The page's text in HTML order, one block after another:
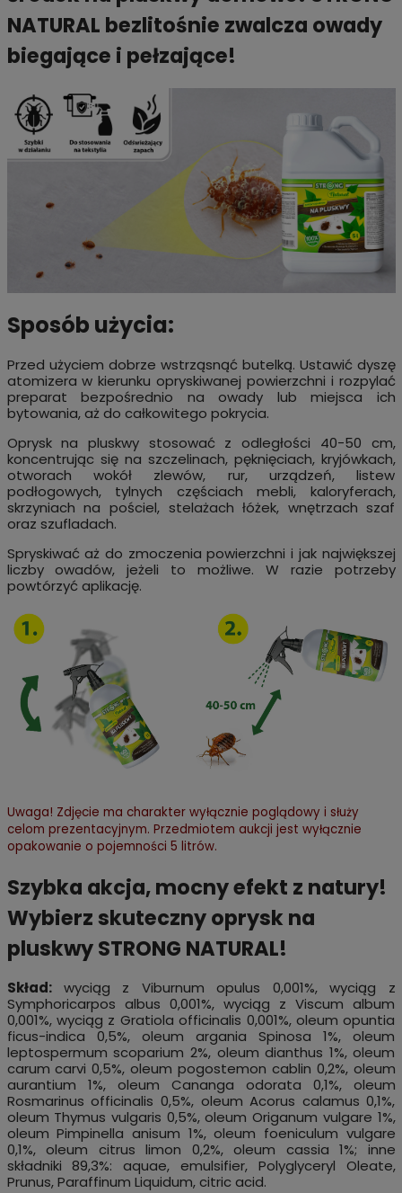
NATURAL bezlitośnie zwalcza owady
biegające i pełzające!
Sposób użycia:
Przed użyciem dobrze wstrząsnąć butelką. Ustawić dyszę
atomizera w kierunku opryskiwanej powierzchni i rozpylać
preparat bezpośrednio na owady lub miejsca ich
bytowania, aż do całkowitego pokrycia.
Oprysk na pluskwy stosować z odległości 40-50 cm,
koncentrując się na szczelinach, pęknięciach, kryjówkach,
otworach wokół zlewów, rur, urządzeń, listew
podłogowych, tylnych częściach mebli, kaloryferach,
skrzyniach na pościel, stelażach łóżek, wnętrzach szaf
oraz szufladach.
Spryskiwać aż do zmoczenia powierzchni i jak największej
liczby owadów, jeżeli to możliwe. W razie potrzeby
powtórzyć aplikację.
Uwaga! Zdjęcie ma charakter wyłącznie poglądowy i służy
celom prezentacyjnym. Przedmiotem aukcji jest wyłącznie
opakowanie o pojemności 5 litrów.
Szybka akcja, mocny efekt z natury!
Wybierz skuteczny oprysk na
pluskwy STRONG NATURAL!
Skład:wyciąg z Viburnum opulus 0,001%, wyciąg z
Symphoricarpos albus 0,001%, wyciąg z Viscum album
0,001%, wyciąg z Gratiola officinalis 0,001%, oleum opuntia
ficus-indica 0,5%, oleum argania Spinosa 1%, oleum
leptospermum scoparium 2%, oleum dianthus 1%, oleum
carum carvi 0,5%, oleum pogostemon cablin 0,2%, oleum
aurantium 1%, oleum Cananga odorata 0,1%, oleum
Rosmarinus officinalis 0,5%, oleum Acorus calamus 0,1%,
oleum Thymus vulgaris 0,5%, oleum Origanum vulgare 1%,
oleum Pimpinella anisum 1%, oleum foeniculum vulgare
0,1%, oleum citrus limon 0,2%, oleum cassia 1%; inne
składniki 89,3%: aquae, emulsifier, Polyglyceryl Oleate,
Prunus, Paraffinum Liquidum, citric acid.